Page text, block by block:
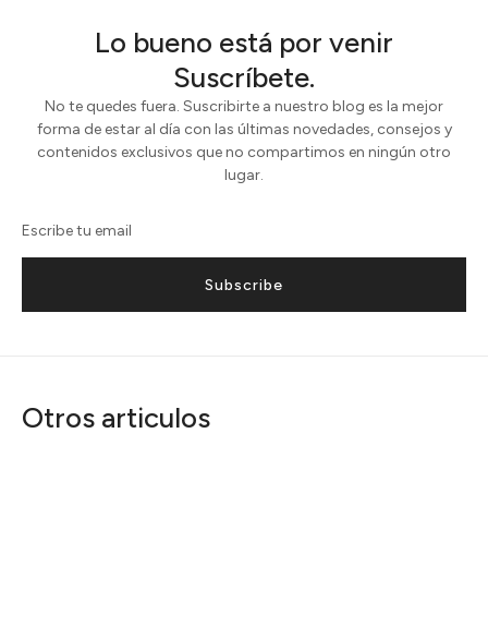
Lo bueno está por venir
Suscríbete.
No te quedes fuera. Suscribirte a nuestro blog es la mejor
forma de estar al día con las últimas novedades, consejos y
contenidos exclusivos que no compartimos en ningún otro
lugar.
Subscribe
Otros articulos